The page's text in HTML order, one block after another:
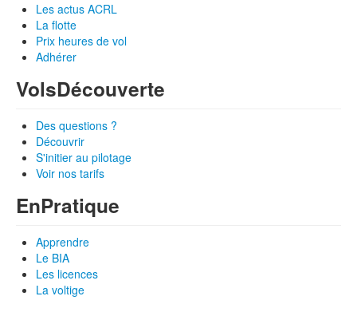
Les actus ACRL
La flotte
Prix heures de vol
Adhérer
VolsDécouverte
Des questions ?
Découvrir
S'initier au pilotage
Voir nos tarifs
EnPratique
Apprendre
Le BIA
Les licences
La voltige